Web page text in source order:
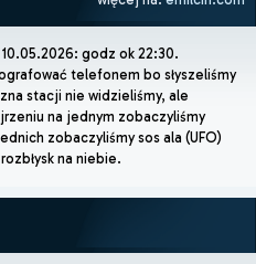
10.05.2026: godz ok 22:30.
telefonem bo słyszeliśmy
stacji nie widzieliśmy, ale
na jednym zobaczyliśmy
zobaczyliśmy sos ala (UFO)
na niebie.